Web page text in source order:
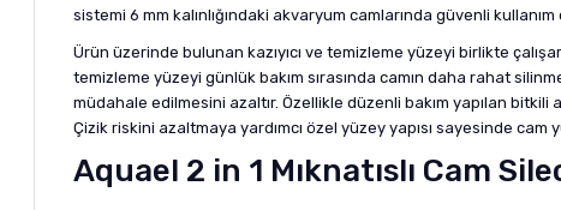
sistemi 6 mm kalınlığındaki akvaryum camlarında güvenli
Ürün üzerinde bulunan kazıyıcı ve temizleme yüzeyi birlikte
temizleme yüzeyi günlük bakım sırasında camın daha rahat
müdahale edilmesini azaltır. Özellikle düzenli bakım yapılan
Çizik riskini azaltmaya yardımcı özel yüzey yapısı sayesinde
Aquael 2 in 1 Mıknatıslı Cam